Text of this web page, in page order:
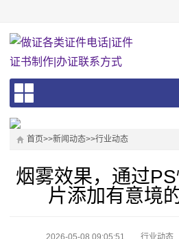
首页>>新闻动态>>行业动态
烟雾效果，通过
片添加有意境
2026-05-08 09:05:51 行业动态